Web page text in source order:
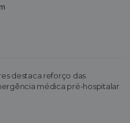
destaca reforço das
médica pré-hospitalar